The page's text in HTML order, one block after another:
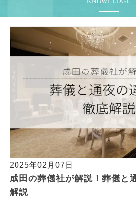
2025年02月07日
成田の葬儀社が解説！葬儀と
解説